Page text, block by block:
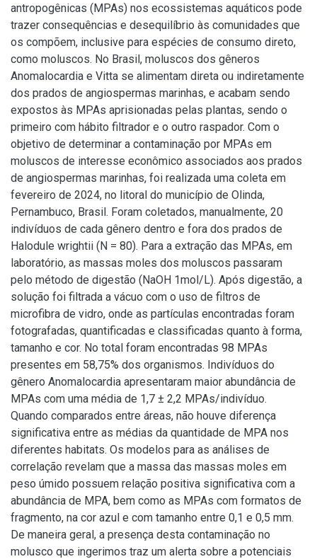
antropogênicas (MPAs) nos ecossistemas aquáticos pode
trazer consequências e desequilíbrio às comunidades que
os compõem, inclusive para espécies de consumo direto,
como moluscos. No Brasil, moluscos dos gêneros
Anomalocardia e Vitta se alimentam direta ou indiretamente
dos prados de angiospermas marinhas, e acabam sendo
expostos às MPAs aprisionadas pelas plantas, sendo o
primeiro com hábito filtrador e o outro raspador. Com o
objetivo de determinar a contaminação por MPAs em
moluscos de interesse econômico associados aos prados
de angiospermas marinhas, foi realizada uma coleta em
fevereiro de 2024, no litoral do município de Olinda,
Pernambuco, Brasil. Foram coletados, manualmente, 20
indivíduos de cada gênero dentro e fora dos prados de
Halodule wrightii (N = 80). Para a extração das MPAs, em
laboratório, as massas moles dos moluscos passaram
pelo método de digestão (NaOH 1mol/L). Após digestão, a
solução foi filtrada a vácuo com o uso de filtros de
microfibra de vidro, onde as partículas encontradas foram
fotografadas, quantificadas e classificadas quanto à forma,
tamanho e cor. No total foram encontradas 98 MPAs
presentes em 58,75% dos organismos. Indivíduos do
gênero Anomalocardia apresentaram maior abundância de
MPAs com uma média de 1,7 ± 2,2 MPAs/indivíduo.
Quando comparados entre áreas, não houve diferença
significativa entre as médias da quantidade de MPA nos
diferentes habitats. Os modelos para as análises de
correlação revelam que a massa das massas moles em
peso úmido possuem relação positiva significativa com a
abundância de MPA, bem como as MPAs com formatos de
fragmento, na cor azul e com tamanho entre 0,1 e 0,5 mm.
De maneira geral, a presença desta contaminação no
molusco que ingerimos traz um alerta sobre a potenciais